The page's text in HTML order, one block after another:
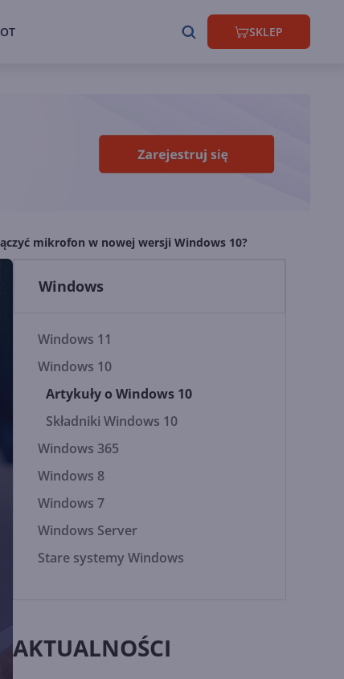
SKLEP
mikrofon w nowej wersji Windows 10?
Windows
Windows 11
Windows 10
Artykuły o Windows 10
Składniki Windows 10
Windows 365
Windows 8
Windows 7
Windows Server
Stare systemy Windows
AKTUALNOŚCI